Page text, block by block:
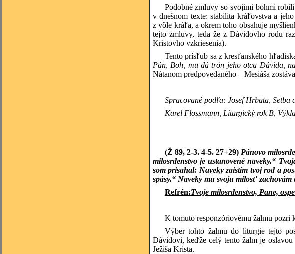
Podobné zmluvy so svojimi bohmi
v dnešnom texte: stabilita kráľovstva a
z vôle kráľa, a okrem toho obsahuje
tejto zmluvy, teda že z Dávidovho rodu
Kristovho vzkriesenia).
Tento prísľub sa z kresťanského
Pán, Boh, mu dá trón jeho otca Dávida,
Nátanom predpovedaného – Mesiáša
Spracované podľa: Josef Hrbata,
KarelFlossmann, Liturgický rok B,
(Ž 89, 2-3. 4-5. 27+29) Pánovo
milosrdenstvo je ustanovené naveky.“
som prisahal: Naveky zaistím tvoj rod a
spásy.“ Naveky mu svoju milosť
Refrén:Tvoje milosrdenstvo, Pane,
K tomuto responzóriovému žalmu pozri
Výber tohto žalmu do liturgie tejto
Dávidovi, keďže celý tento žalm je
Ježiša Krista.